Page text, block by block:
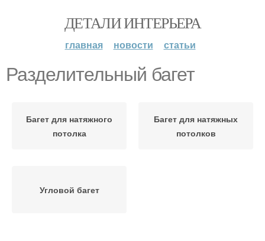
ДЕТАЛИ ИНТЕРЬЕРА
главная новости статьи
Разделительный багет
Багет для натяжного
потолка
Багет для натяжных
потолков
Угловой багет